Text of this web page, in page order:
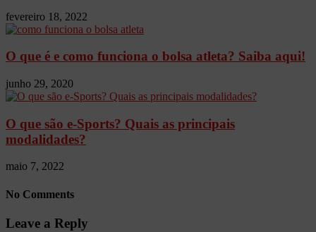
fevereiro 18, 2022
O que é e como funciona o bolsa atleta? Saiba aqui!
junho 29, 2020
O que são e-Sports? Quais as principais
modalidades?
maio 7, 2022
No Comments
Leave a Reply